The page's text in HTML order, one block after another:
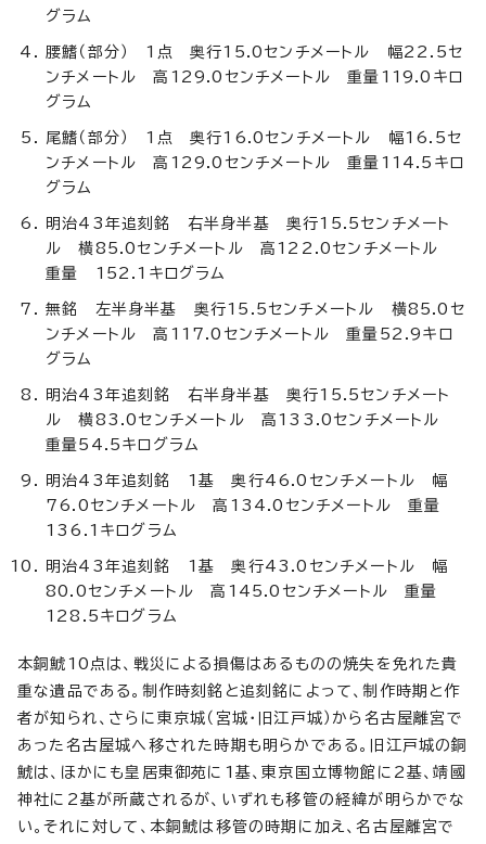
グラム
腰鰭（部分） 1点 奥行15.0センチメートル 幅22.5セ
ンチメートル 高129.0センチメートル 重量119.0キロ
グラム
尾鰭（部分） 1点 奥行16.0センチメートル 幅16.5セ
ンチメートル 高129.0センチメートル 重量114.5キロ
グラム
明治43年追刻銘 右半身半基 奥行15.5センチメート
ル 横85.0センチメートル 高122.0センチメートル
重量 152.1キログラム
無銘 左半身半基 奥行15.5センチメートル 横85.0セ
ンチメートル 高117.0センチメートル 重量52.9キロ
グラム
明治43年追刻銘 右半身半基 奥行15.5センチメート
ル 横83.0センチメートル 高133.0センチメートル
重量54.5キログラム
明治43年追刻銘 1基 奥行46.0センチメートル 幅
76.0センチメートル 高134.0センチメートル 重量
136.1キログラム
明治43年追刻銘 1基 奥行43.0センチメートル 幅
80.0センチメートル 高145.0センチメートル 重量
128.5キログラム
本銅鯱10点は、戦災による損傷はあるものの焼失を免れた貴
重な遺品である。制作時刻銘と追刻銘によって、制作時期と作
者が知られ、さらに東京城（宮城・旧江戸城）から名古屋離宮で
あった名古屋城へ移された時期も明らかである。旧江戸城の銅
鯱は、ほかにも皇居東御苑に1基、東京国立博物館に2基、靖國
神社に2基が所蔵されるが、いずれも移管の経緯が明らかでな
い。それに対して、本銅鯱は移管の時期に加え、名古屋離宮で